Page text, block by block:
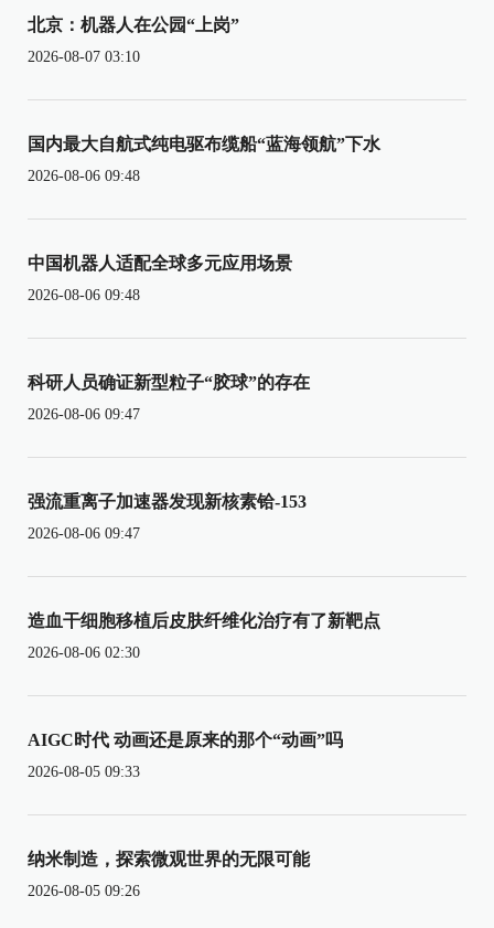
北京：机器人在公园“上岗”
2026-08-07 03:10
国内最大自航式纯电驱布缆船“蓝海领航”下水
2026-08-06 09:48
中国机器人适配全球多元应用场景
2026-08-06 09:48
科研人员确证新型粒子“胶球”的存在
2026-08-06 09:47
强流重离子加速器发现新核素铪-153
2026-08-06 09:47
造血干细胞移植后皮肤纤维化治疗有了新靶点
2026-08-06 02:30
AIGC时代 动画还是原来的那个“动画”吗
2026-08-05 09:33
纳米制造，探索微观世界的无限可能
2026-08-05 09:26